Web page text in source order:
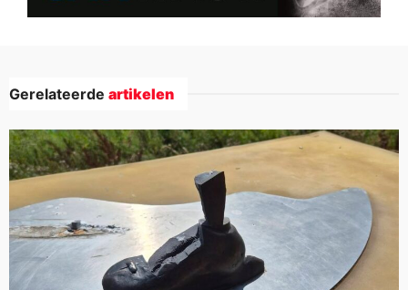
Gerelateerde artikelen